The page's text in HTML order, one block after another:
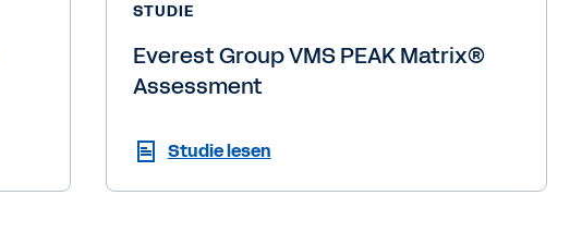
STUDIE
Everest Group VMS PEAK Matrix®
Assessment
Studie lesen